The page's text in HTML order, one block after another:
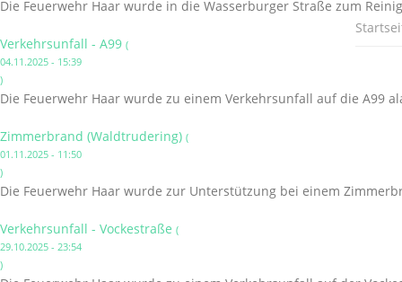
Die Feuerwehr Haar wurde in die Wasserburger Straße zum
Verkehrsunfall - A99 (
04.11.2025 - 15:39
)
Die Feuerwehr Haar wurde zu einem Verkehrsunfall auf die A99
Zimmerbrand (Waldtrudering) (
01.11.2025 - 11:50
)
Die Feuerwehr Haar wurde zur Unterstützung bei einem
Verkehrsunfall - Vockestraße (
29.10.2025 - 23:54
)